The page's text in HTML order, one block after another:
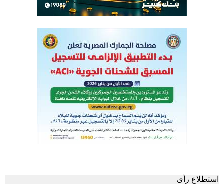
استطلاع رأى